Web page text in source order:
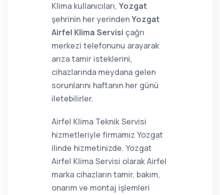
Klima kullanıcıları, Yozgat
şehrinin her yerindenYozgat
Airfel Klima Servisi çağrı
merkezi telefonunu arayarak
arıza tamir isteklerini,
cihazlarında meydana gelen
sorunlarını haftanın her günü
iletebilirler.
Airfel Klima Teknik Servisi
hizmetleriyle firmamız Yozgat
ilinde hizmetinizde. Yozgat
Airfel Klima Servisi olarak Airfel
marka cihazların tamir, bakım,
onarım ve montaj işlemleri